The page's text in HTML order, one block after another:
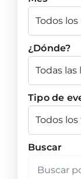
¿Dónde?
Tipo de
Buscar